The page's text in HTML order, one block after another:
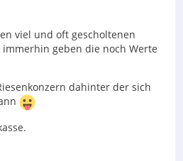
viel und oft gescholtenen
geben die noch Werte
dahinter der sich